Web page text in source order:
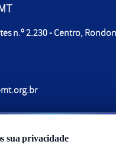
n.º 2.230 - Centro,
telefones:
280 - Jardim Jacarandás, ,